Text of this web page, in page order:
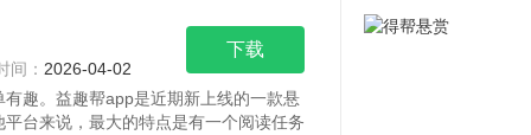
间： 2026-04-02
趣。益趣帮app是近期新上线的一款悬
台来说，最大的特点是有一个阅读任务
下载